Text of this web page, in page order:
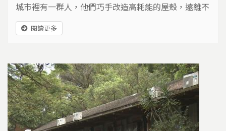
城市裡有一群人，他們巧手改造高耗能的屋殼，遠離不
健康的環境，替房子退燒…
閱讀更多